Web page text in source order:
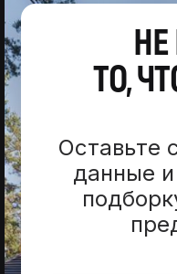
ТО,
Оставьте
данные